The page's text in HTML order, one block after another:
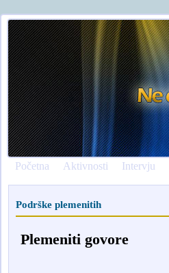
Početna Aktivnosti Intervju
Podrške plemenitih
Plemeniti govore